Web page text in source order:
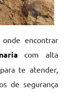
encontrar
com alta
te atender,
de segurança